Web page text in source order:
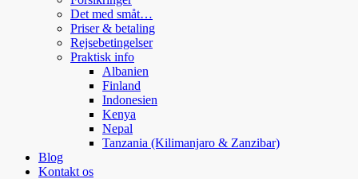
Det med småt…
Priser & betaling
Rejsebetingelser
Praktisk info
Albanien
Finland
Indonesien
Kenya
Nepal
Tanzania (Kilimanjaro & Zanzibar)
Blog
Kontakt os